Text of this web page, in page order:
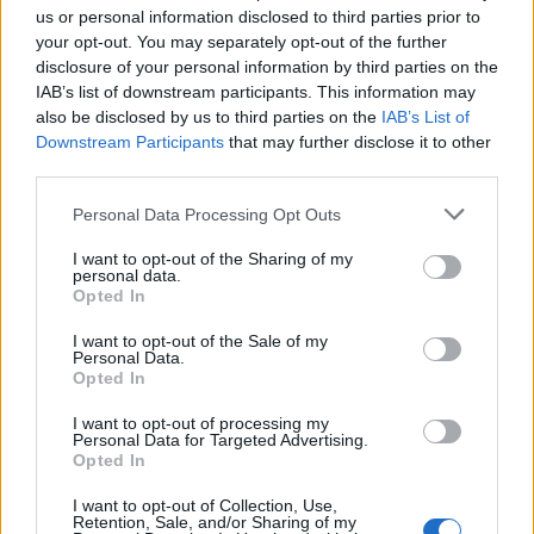
us or personal information disclosed to third parties prior to
your opt-out. You may separately opt-out of the further
disclosure of your personal information by third parties on the
IAB’s list of downstream participants. This information may
also be disclosed by us to third parties on the IAB’s List of
Downstream Participants that may further disclose it to other
Personal Data Processing Opt Outs
I want to opt-out of the Sharing of my
personal data.
Opted In
I want to opt-out of the Sale of my
Personal Data.
Opted In
I want to opt-out of processing my
Personal Data for Targeted Advertising.
Opted In
I want to opt-out of Collection, Use,
Retention, Sale, and/or Sharing of my
Boulos, Giulia Randi, Sara Strocchi e il Campione Italiano in
carica, Luca Robbiati, che tirerà fuori gli artigli per difendere il
titolo.
La tensione agonistica potrebbe anche fruttare un nuovo
record italiano, come avvenuto nella prima tappa di Coppa
Italia 2026, dove Beatrice Colli ha fermato il cronometro a
Matteo Zurloni, record italiano ed europeo realizzato alle
Olimpiadi di Parigi.
Velocità, duello, muscoli tesi, emozione e adrenalina: il
perdere!
ore 16,30 qualifiche (prima maschili e poi femminili)